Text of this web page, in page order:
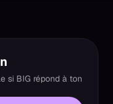
si BIG répond à ton